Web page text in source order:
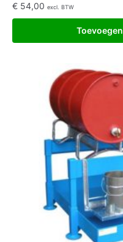
€ 54,00 excl. BTW